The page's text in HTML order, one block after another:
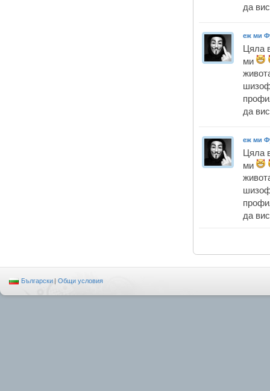
да
еж ми
Цяла
ми
да
еж ми
Цяла
ми
да
Български | Общи условия